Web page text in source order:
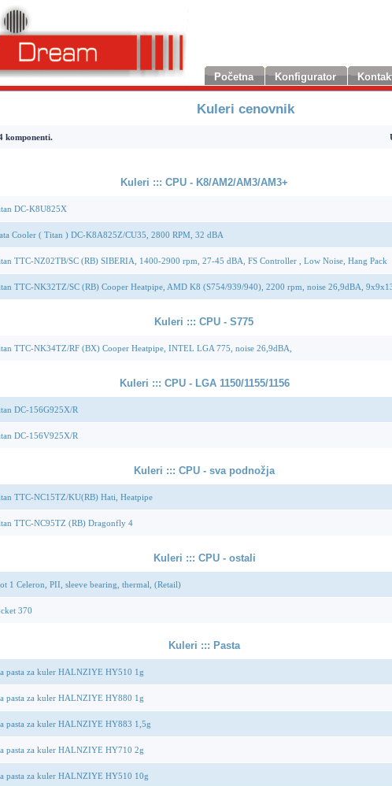
Početna Konfigurator
Kuleri cenovnik
komponenti.
Kuleri ::: CPU - K8/AM2/AM3/AM3+
DC-K8U825X
Cooler ( Titan ) DC-K8A825Z/CU35, 2800 RPM, 32 dBA
TTC-NZ02TB/SC (RB) SIBERIA, 1400-2900 rpm, 27-45 dBA, FS Controller , Low Noise, Hang Pack
TTC-NK32TZ/SC (RB) Cooper Heatpipe, AMD K8 (S754/939/940), 2200 rpm, noise 26,9dBA,
Kuleri ::: CPU - S775
TTC-NK34TZ/RF (BX) Cooper Heatpipe, INTEL LGA 775, noise 26,9dBA,
Kuleri ::: CPU - LGA 1150/1155/1156
DC-156G925X/R
DC-156V925X/R
Kuleri ::: CPU - sva podnožja
TTC-NC15TZ/KU(RB) Hati, Heatpipe
TTC-NC95TZ (RB) Dragonfly 4
Kuleri ::: CPU - ostali
1 Celeron, PII, sleeve bearing, thermal, (Retail)
370
Kuleri ::: Pasta
pasta za kuler HALNZIYE HY510 1g
pasta za kuler HALNZIYE HY880 1g
pasta za kuler HALNZIYE HY883 1,5g
pasta za kuler HALNZIYE HY710 2g
pasta za kuler HALNZIYE HY510 10g